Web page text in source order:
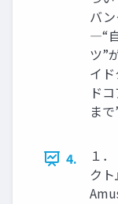
バ
―“
ツ”
イ
ド
ま
4.
１
ク